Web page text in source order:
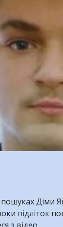
Діми
підліток